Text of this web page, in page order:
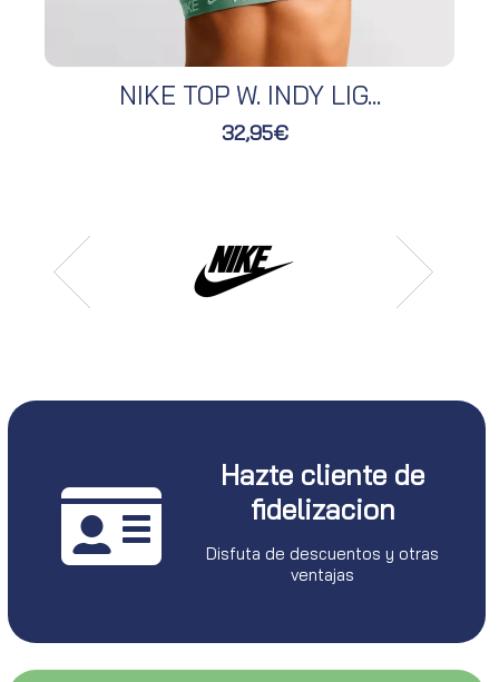
NIKE TOP W. INDY LIG...
32,95€
Hazte cliente de
fidelizacion
Disfuta de descuentos y otras
ventajas